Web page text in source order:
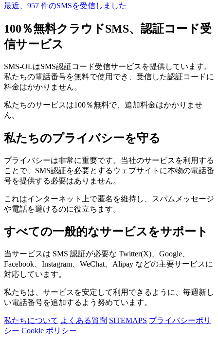
最近、957 件のSMSを受信しました
100％無料クラウドSMS、認証コード受
信サービス
SMS-OLはSMS認証コード受信サービスを提供しています。
私たちの電話番号を無料で使用でき、受信した認証コードに
料金はかかりません。
私たちのサービスは100％無料で、追加料金はかかりませ
ん。
私たちのプライバシーを守る
プライバシーは非常に重要です。当社のサービスを利用する
ことで、SMS認証を必要とするウェブサイトに本物の電話番
号を提供する必要はありません。
これはインターネット上で匿名を維持し、スパムメッセージ
や電話を避けるのに役立ちます。
すべての一般的なサービスをサポート
当サービスは SMS 認証が必要な Twitter(X)、Google、
Facebook、Instagram、WeChat、Alipay などの主要サービスに
対応しています。
私たちは、サービスを安定して利用できるように、毎週新し
い電話番号を追加するよう努めています。
私たちについて よくある質問 SITEMAPS プライバシーポリ
シー Cookie ポリシー